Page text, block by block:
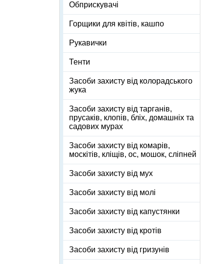
Обприскувачі
Горщики для квітів, кашпо
Рукавички
Тенти
Засоби захисту від колорадського
жука
Засоби захисту від тарганів,
прусаків, клопів, бліх, домашніх та
садових мурах
Засоби захисту від комарів,
москітів, кліщів, ос, мошок, сліпней
Засоби захисту від мух
Засоби захисту від молі
Засоби захисту від капустянки
Засоби захисту від кротів
Засоби захисту від гризунів